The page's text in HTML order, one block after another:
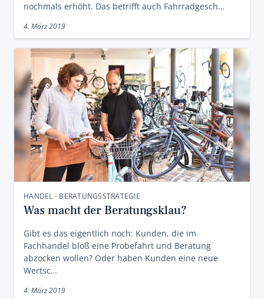
nochmals erhöht. Das betrifft auch Fahrradgesch…
4. März 2019
HANDEL - BERATUNGSSTRATEGIE
Was macht der Beratungsklau?
Gibt es das eigentlich noch: Kunden, die im
Fachhandel bloß eine Probefahrt und Beratung
abzocken wollen? Oder haben Kunden eine neue
Wertsc…
4. März 2019